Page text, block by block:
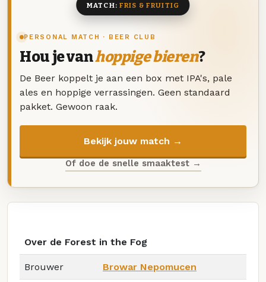
PERSONAL MATCH · BEER CLUB
Hou je vanhoppige bieren?
De Beer koppelt je aan een box met IPA's, pale
ales en hoppige verrassingen. Geen standaard
pakket. Gewoon raak.
Bekijk jouw match →
Of doe de snelle smaaktest →
MATCH: FRIS & FRUITIG
Over de Forest in the Fog
Brouwer Browar Nepomucen